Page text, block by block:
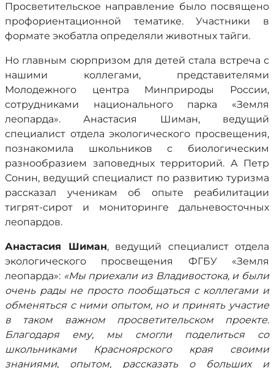
Просветительское направление было посвящено
профориентационной тематике. Участники в
формате экобатла определяли животных тайги.
Но главным сюрпризом для детей стала встреча с
нашими коллегами, представителями
Молодежного центра Минприроды России,
сотрудниками национального парка «Земля
леопарда». Анастасия Шиман, ведущий
специалист отдела экологического просвещения,
познакомила школьников с биологическим
разнообразием заповедных территорий. А Петр
Сонин, ведущий специалист по развитию туризма
рассказал ученикам об опыте реабилитации
тигрят-сирот и мониторинге дальневосточных
леопардов.
Анастасия Шиман, ведущий специалист отдела
экологического просвещения ФГБУ «Земля
леопарда»: «Мы приехали из Владивостока, и были
очень рады не просто пообщаться с коллегами и
обменяться с ними опытом, но и принять участие
в таком важном просветительском проекте.
Благодаря ему, мы смогли поделиться со
школьниками Красноярского края своими
знаниями, опытом, рассказать о больших и